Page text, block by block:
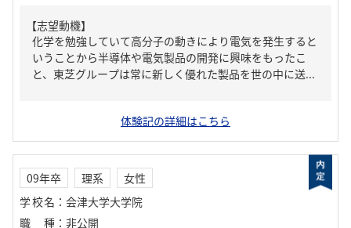
【志望動機】
化学を勉強していて高分子の動きにより電気を発生すると
いうことから半導体や電気製品の開発に興味をもったこ
と、東芝グループは常に新しく優れた製品を世の中に送...
体験記の詳細はこちら
09年卒 理系
女性
学校名 ： 会津大学大学院
職種 ： 非公開